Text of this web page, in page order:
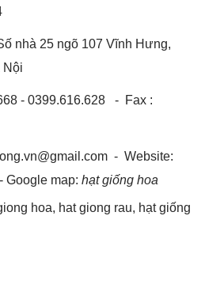
nhà 25 ngõ 107 Vĩnh Hưng,
Nội
- 0399.616.628 - Fax :
- Website:
Google map: hạt giống hoa
hoa, hat giong rau, hạt giống